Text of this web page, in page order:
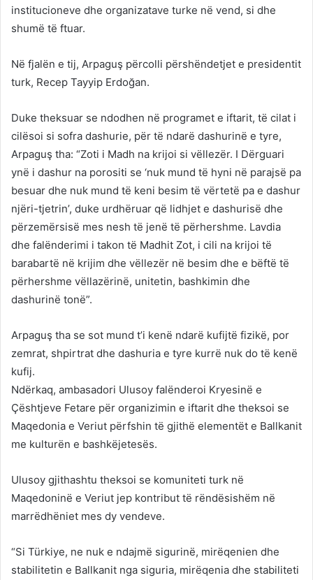
institucioneve dhe organizatave turke në vend, si dhe
shumë të ftuar.
Në fjalën e tij, Arpaguş përcolli përshëndetjet e presidentit
turk, Recep Tayyip Erdoğan.
Duke theksuar se ndodhen në programet e iftarit, të cilat i
cilësoi si sofra dashurie, për të ndarë dashurinë e tyre,
Arpaguş tha: “Zoti i Madh na krijoi si vëllezër. I Dërguari
ynë i dashur na porositi se ‘nuk mund të hyni në parajsë pa
besuar dhe nuk mund të keni besim të vërtetë pa e dashur
njëri-tjetrin’, duke urdhëruar që lidhjet e dashurisë dhe
përzemërsisë mes nesh të jenë të përhershme. Lavdia
dhe falënderimi i takon të Madhit Zot, i cili na krijoi të
barabartë në krijim dhe vëllezër në besim dhe e bëftë të
përhershme vëllazërinë, unitetin, bashkimin dhe
dashurinë tonë”.
Arpaguş tha se sot mund t’i kenë ndarë kufijtë fizikë, por
zemrat, shpirtrat dhe dashuria e tyre kurrë nuk do të kenë
kufij.
Ndërkaq, ambasadori Ulusoy falënderoi Kryesinë e
Çështjeve Fetare për organizimin e iftarit dhe theksoi se
Maqedonia e Veriut përfshin të gjithë elementët e Ballkanit
me kulturën e bashkëjetesës.
Ulusoy gjithashtu theksoi se komuniteti turk në
Maqedoninë e Veriut jep kontribut të rëndësishëm në
marrëdhëniet mes dy vendeve.
“Si Türkiye, ne nuk e ndajmë sigurinë, mirëqenien dhe
stabilitetin e Ballkanit nga siguria, mirëqenia dhe stabiliteti